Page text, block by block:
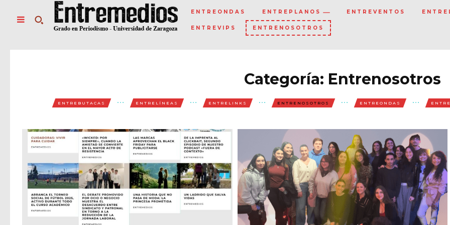
ENTREONDAS ENTREPLANOS ENTREVENTOS
ENTREVIPS ENTRENOSOTROS
Categoría: Entrenosotros
ENTREBUTACAS ENTRELÍNEAS ENTRELINKS ENTRENOSOTROS ENTREONDAS